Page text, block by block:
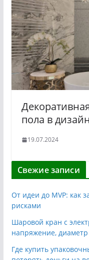
пола в
19.07.2024
Свежие записи
От идеи до MVP: как
рисками
Шаровой кран с
напряжение,
Где купить